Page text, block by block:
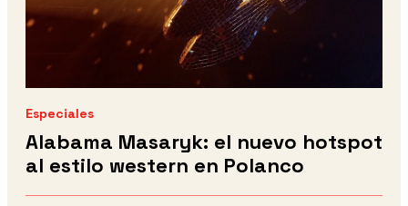
Especiales
Alabama Masaryk: el nuevo hotspot
al estilo western en Polanco